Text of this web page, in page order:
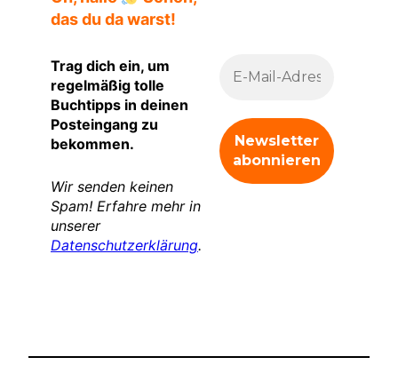
das du da warst!
Trag dich ein, um
regelmäßig tolle
Buchtipps in deinen
Posteingang zu
bekommen.
Wir senden keinen
Spam! Erfahre mehr in
unserer
Datenschutzerklärung.